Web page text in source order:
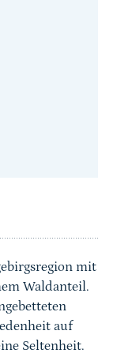
mit
Waldanteil.
auf
Seltenheit.